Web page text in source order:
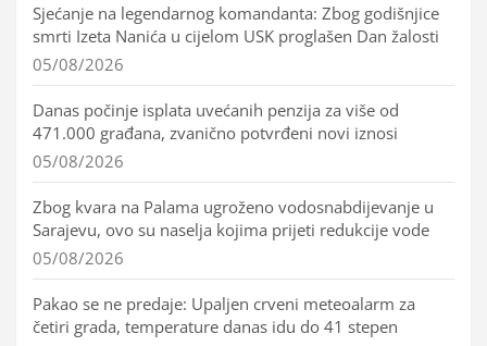
Sjećanje na legendarnog komandanta: Zbog godišnjice
smrti Izeta Nanića u cijelom USK proglašen Dan žalosti
05/08/2026
Danas počinje isplata uvećanih penzija za više od
471.000 građana, zvanično potvrđeni novi iznosi
05/08/2026
Zbog kvara na Palama ugroženo vodosnabdijevanje u
Sarajevu, ovo su naselja kojima prijeti redukcije vode
05/08/2026
Pakao se ne predaje: Upaljen crveni meteoalarm za
četiri grada, temperature danas idu do 41 stepen